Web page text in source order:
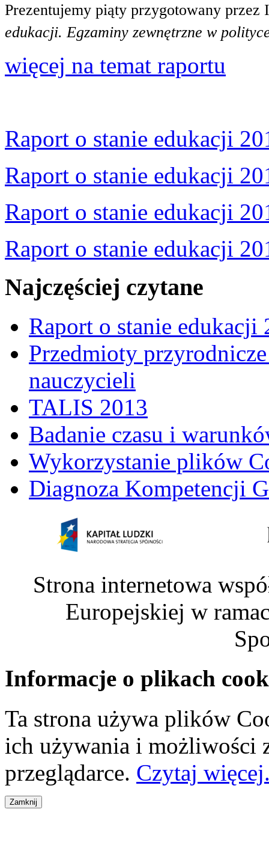
Prezentujemy piąty przygotowany
edukacji. Egzaminy zewnętrzne w
więcej na temat raportu
Raport o stanie edukacji
Raport o stanie edukacji
Raport o stanie edukacji
Raport o stanie edukacji
Najczęściej czytane
Raport o stanie edukacji
Przedmioty
nauczycieli
TALIS 2013
Badanie czasu i
Wykorzystanie plików
Diagnoza Kompetencji
Strona internetowa
Europejskiej w
Informacje o plikach
Ta strona używa plików
ich używania i możliwości
przeglądarce. Czytaj